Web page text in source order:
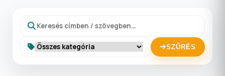
SZŰRÉS